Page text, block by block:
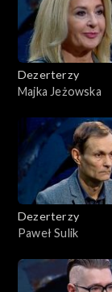
Dezerterzy
Majka Jeżowska
Dezerterzy
Paweł Sulik